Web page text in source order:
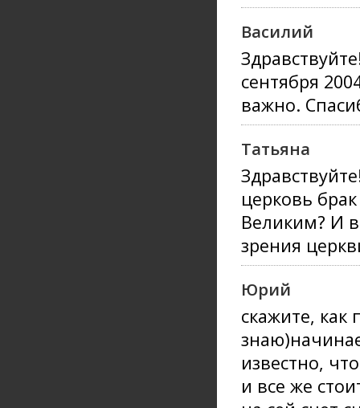
Василий
сентября
важно.
Татьяна
церковь
Великим? И
зрения
Юрий
скажите, как
известно,
и все же